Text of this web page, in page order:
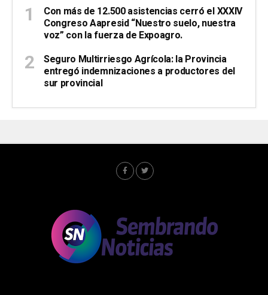
Con más de 12.500 asistencias cerró el XXXIV
Congreso Aapresid “Nuestro suelo, nuestra
voz” con la fuerza de Expoagro.
Seguro Multirriesgo Agrícola: la Provincia
entregó indemnizaciones a productores del
sur provincial